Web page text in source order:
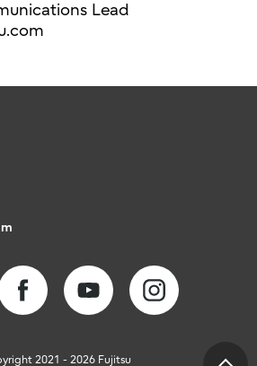
Lead
2021 - 2026 Fujitsu